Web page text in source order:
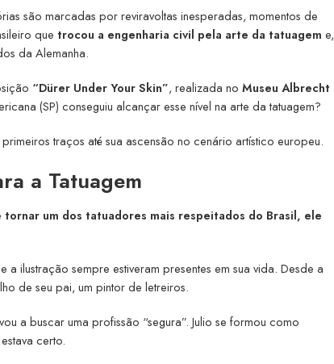
são marcadas por reviravoltas inesperadas, momentos de
que trocou a engenharia civil pela arte da tatuagem e,
da Alemanha.
“Dürer Under Your Skin”, realizada no Museu Albrecht
(SP) conseguiu alcançar esse nível na arte da tatuagem?
traços até sua ascensão no cenário artístico europeu.
a Tatuagem
tornar um dos tatuadores mais respeitados do Brasil, ele
ilustração sempre estiveram presentes em sua vida. Desde a
de seu pai, um pintor de letreiros.
a buscar uma profissão “segura”. Julio se formou como
certo.